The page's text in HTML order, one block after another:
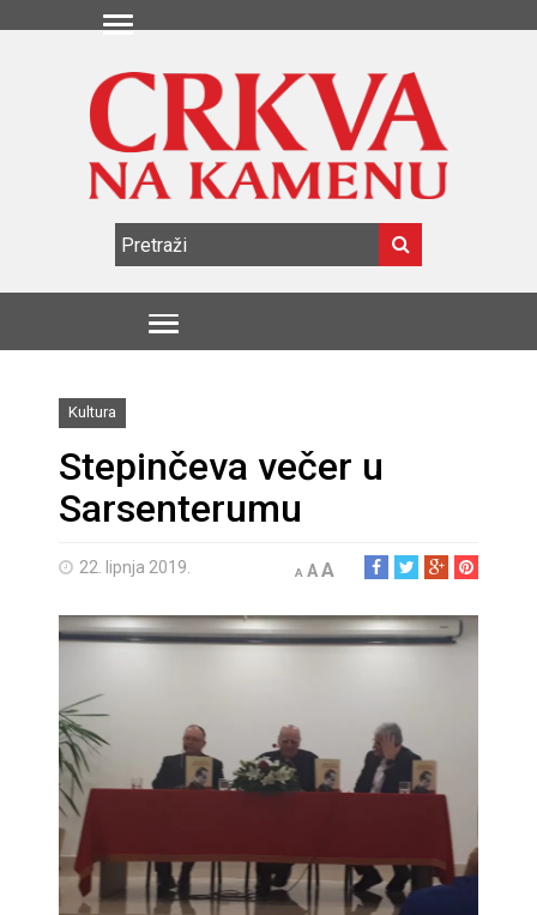
Kultura
Stepinčeva večer u
Sarsenterumu
22. lipnja 2019. A AA